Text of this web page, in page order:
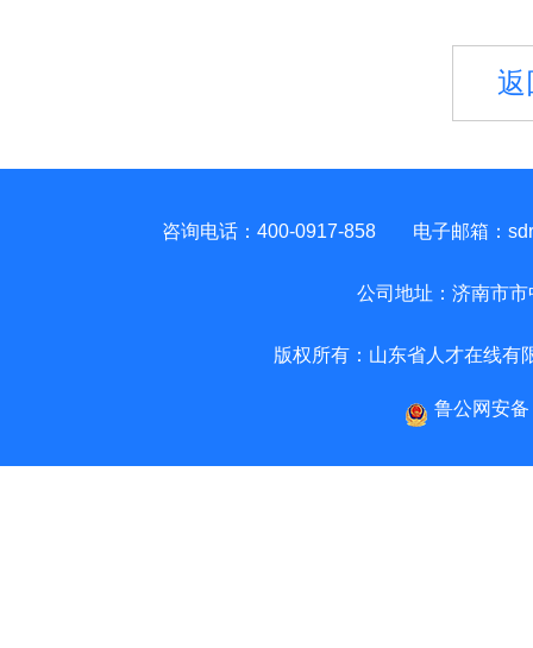
返
咨询电话：400-0917-858 电子邮箱：
公司地址：济南市
版权所有：山东省人才在线有
鲁公网安